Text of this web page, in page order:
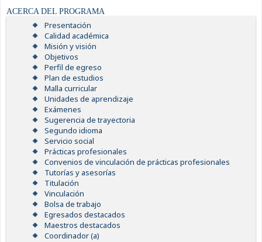
ACERCA DEL PROGRAMA
Presentación
Calidad académica
Misión y visión
Objetivos
Perfil de egreso
Plan de estudios
Malla curricular
Unidades de aprendizaje
Exámenes
Sugerencia de trayectoria
Segundo idioma
Servicio social
Prácticas profesionales
Convenios de vinculación de prácticas profesionales
Tutorías y asesorías
Titulación
Vinculación
Bolsa de trabajo
Egresados destacados
Maestros destacados
Coordinador (a)